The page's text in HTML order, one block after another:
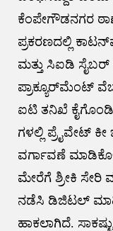
ಕೆಂಪೇಗೌಡನಗರ
ಪ್ರಕರಣದಲ್ಲಿ
ಮತ್ತು ಸಿಐಡಿ ಸೈಬರ್
ಪ್ರಾಕ್ಯೂರ್​ವೆುಂಟ್
ಐಟಿ ತನಿಖೆ
ಗಳಲ್ಲಿ ಪ್ರೖೆವೇಟ್
ವರ್ಗಾವಣೆ
ಮೇರೆಗೆ ಶ್ರೀಕಿ
ನಡೆಸಿ ಡಿಜಿಟಲ್
ಹಾಕಲಾಗಿದೆ.